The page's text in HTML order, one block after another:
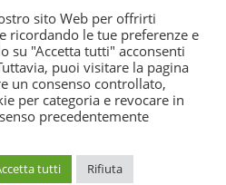
dati lista di attesa
POLICY
WHISTLEBLOWING
di Bessimo
sito Web per offrirti
ricordando le tue preferenze e
su "Accetta tutti" acconsenti
puoi visitare la pagina
un consenso controllato,
per categoria e revocare in
precedentemente
tutti Rifiuta